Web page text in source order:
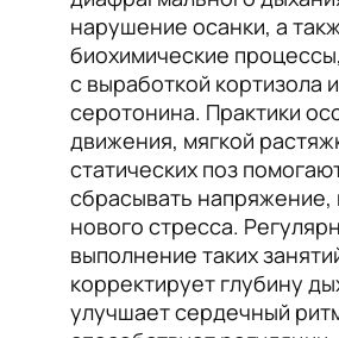
нарушение осанки, а
биохимические
с выработкой кортизола и
серотонина. Практики
движения, мягкой
статических поз
сбрасывать напряжение,
нового стресса.
выполнение таких
корректирует глубину
улучшает сердечный